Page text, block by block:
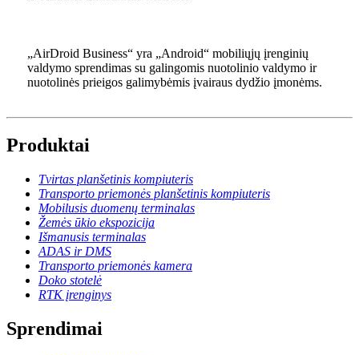
„AirDroid Business“ yra „Android“ mobiliųjų įrenginių
valdymo sprendimas su galingomis nuotolinio valdymo ir
nuotolinės prieigos galimybėmis įvairaus dydžio įmonėms.
Produktai
Tvirtas planšetinis kompiuteris
Transporto priemonės planšetinis kompiuteris
Mobilusis duomenų terminalas
Žemės ūkio ekspozicija
Išmanusis terminalas
ADAS ir DMS
Transporto priemonės kamera
Doko stotelė
RTK įrenginys
Sprendimai